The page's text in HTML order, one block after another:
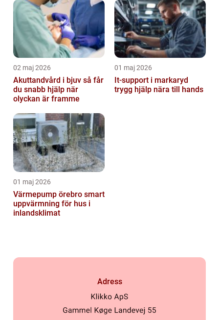
02 maj 2026
Akuttandvård i bjuv så får
du snabb hjälp när
olyckan är framme
01 maj 2026
It-support i markaryd
trygg hjälp nära till hands
01 maj 2026
Värmepump örebro smart
uppvärmning för hus i
inlandsklimat
Adress